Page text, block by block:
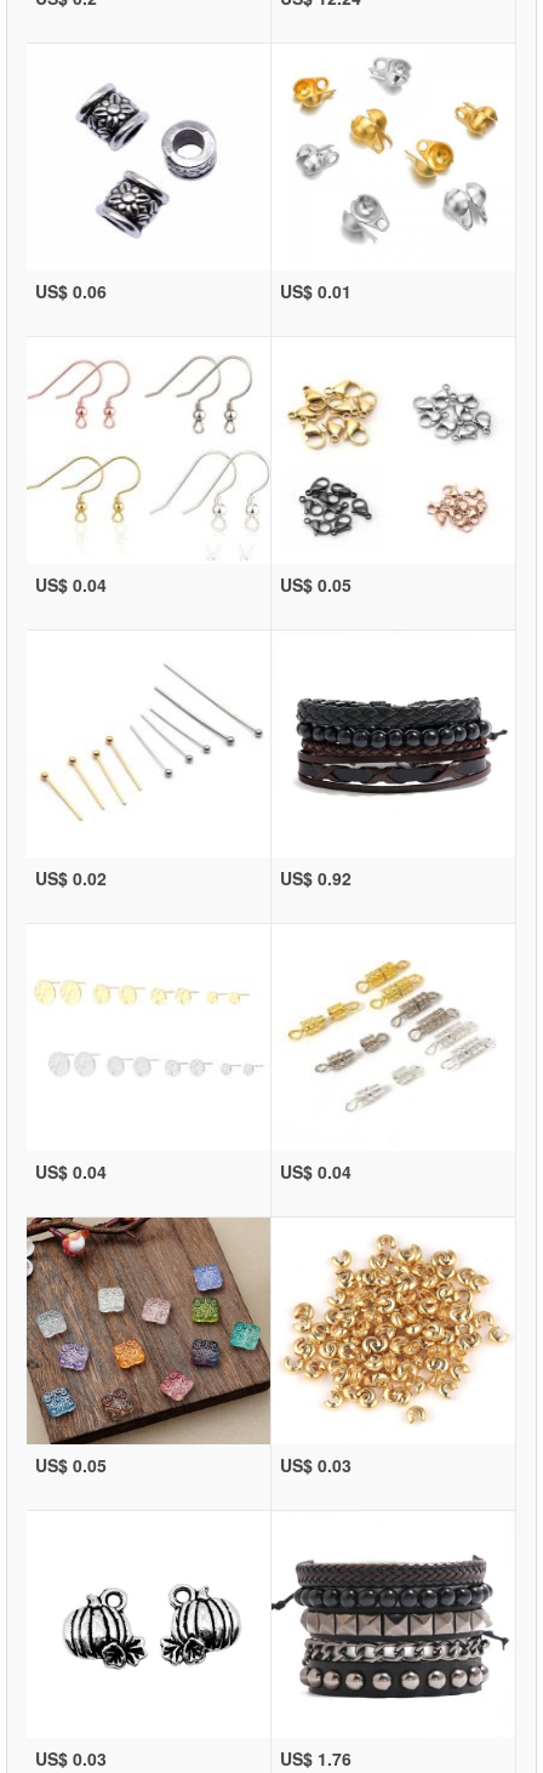
US$ 0.06 US$ 0.01
US$ 0.04 US$ 0.05
US$ 0.02 US$ 0.92
US$ 0.04 US$ 0.04
US$ 0.05 US$ 0.03
US$ 0.03 US$ 1.76